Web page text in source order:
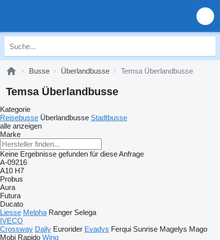
Busse Überlandbusse Temsa Überlandbusse
Temsa Überlandbusse
Kategorie
Reisebusse Überlandbusse Stadtbusse
alle anzeigen
Marke
Keine Ergebnisse gefunden für diese Anfrage
A-09216
A10 H7
Probus
Aura
Futura
Ducato
Liesse Melpha Ranger Selega
IVECO
Crossway Daily Eurorider Evadys Ferqui Sunrise Magelys Mago
Mobi Rapido Wing